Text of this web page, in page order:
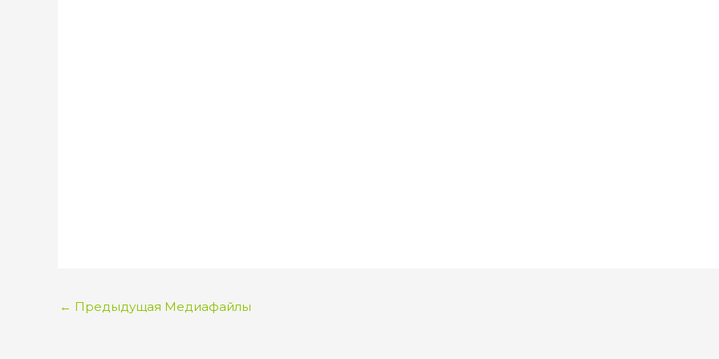
← Предыдущая Медиафайлы